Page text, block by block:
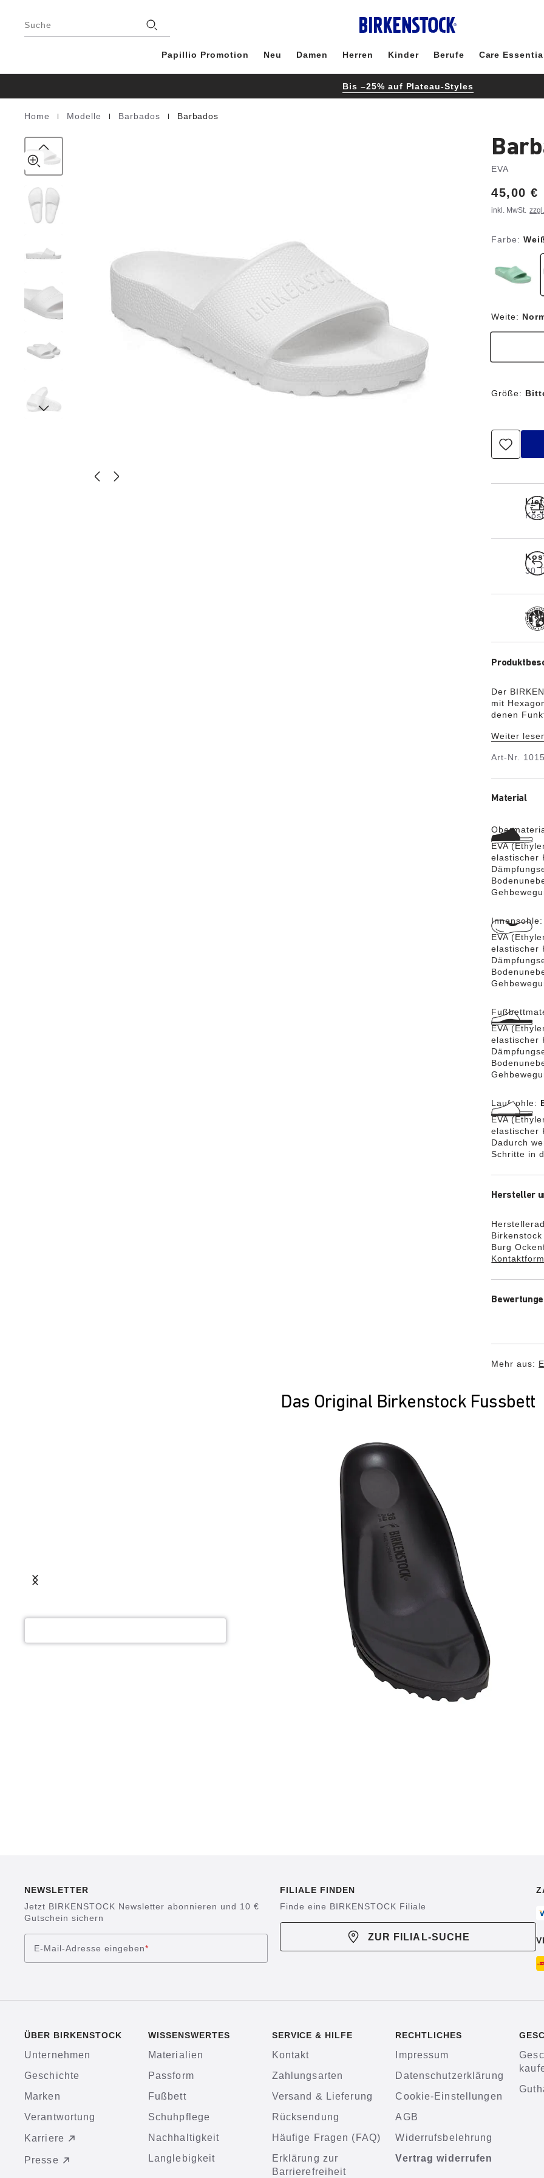
Suche
Papillio Promotion Neu Damen Herren Kinder Berufe Care
Bis –25% auf Plateau-Styles
Homepage
Home Modelle Barbados Barbados
EVA
Price:
45,00 €
inkl. MwSt.
Farbe:
Weite:
Größe:
30
Der
mit
denen
besonders
Weiter
Art-Nr.
Material
product
EVA
elastischer
EVA
elastischer
EVA
elastischer
Laufsohle:
EVA
elastischer
Dadurch
Schritte in
Hersteller
Burg
Mehr aus:
Das Original Birkenstock Fussbett
NEWSLETTER
Jetzt BIRKENSTOCK Newsletter abonnieren und 10 €
Gutschein sichern
E-Mail-Adresse eingeben*
FILIALE FINDEN
Finde eine BIRKENSTOCK Filiale
ZUR FILIAL-SUCHE
ÜBER BIRKENSTOCK
Unternehmen
Geschichte
Marken
Verantwortung
Karriere
Presse
WISSENSWERTES
Materialien
Passform
Fußbett
Schuhpflege
Nachhaltigkeit
Langlebigkeit
SERVICE & HILFE
Kontakt
Zahlungsarten
Versand & Lieferung
Rücksendung
Häufige Fragen (FAQ)
Erklärung zur
Barrierefreiheit
RECHTLICHES
Impressum
Datenschutzerklärung
Cookie-Einstellungen
AGB
Widerrufsbelehrung
Vertrag widerrufen